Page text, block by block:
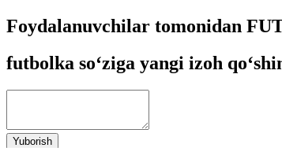
Foydalanuvchilar tomonidan
futbolka so‘ziga yangi izoh
Yuborish